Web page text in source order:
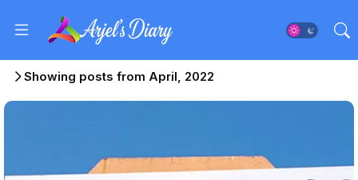
Showing posts from April, 2022